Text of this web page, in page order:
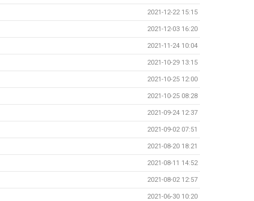
2021-12-22 15:15
2021-12-03 16:20
2021-11-24 10:04
2021-10-29 13:15
2021-10-25 12:00
2021-10-25 08:28
2021-09-24 12:37
2021-09-02 07:51
2021-08-20 18:21
2021-08-11 14:52
2021-08-02 12:57
2021-06-30 10:20